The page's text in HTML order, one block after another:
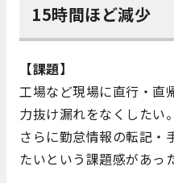
15時間ほど減少
【課題】
工場など現場に直行・直
力抜け漏れをなくしたい。
さらに勤怠情報の転記・
たいという課題感があっ